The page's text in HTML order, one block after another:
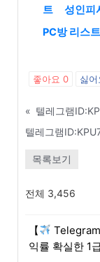
트
성인피
PC방 리스트
좋아요 0 싫어
«
목록보기
전체 3,456
【
익률 확실한 1